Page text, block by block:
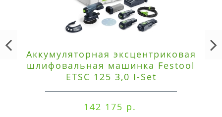
Аккумуляторная эксцентриковая
шлифовальная машинка Festool
ETSC 125 3,0 I-Set
142 175 р.